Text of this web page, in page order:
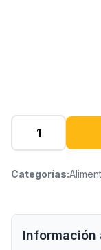
Categorías:
Información